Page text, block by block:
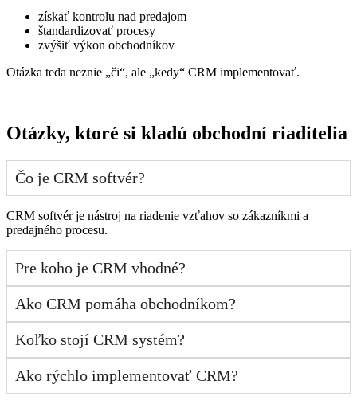
získať kontrolu nad predajom
štandardizovať procesy
zvýšiť výkon obchodníkov
Otázka teda neznie „či“, ale „kedy“ CRM implementovať.
Otázky, ktoré si kladú obchodní riaditelia
Čo je CRM softvér?
CRM softvér je nástroj na riadenie vzťahov so zákazníkmi a
predajného procesu.
Pre koho je CRM vhodné?
Ako CRM pomáha obchodníkom?
Koľko stojí CRM systém?
Ako rýchlo implementovať CRM?